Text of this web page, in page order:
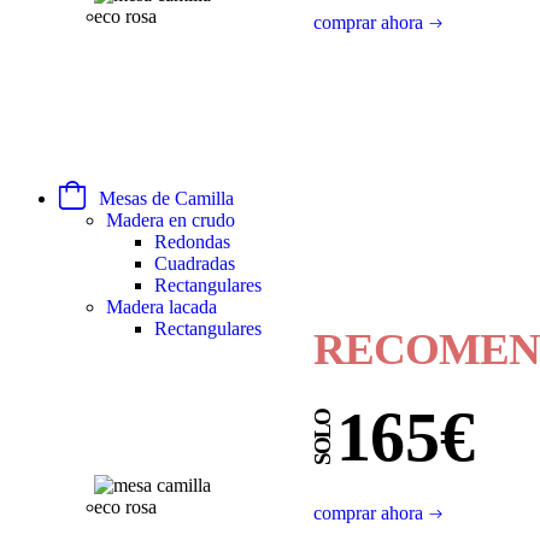
comprar ahora
Mesas de Camilla
Madera en crudo
Redondas
Cuadradas
Rectangulares
Madera lacada
Rectangulares
SOLO165€
comprar ahora